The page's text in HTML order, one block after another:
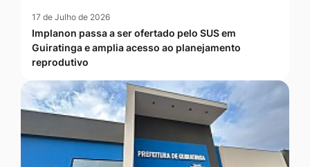
17 de Julho de 2026
Implanon passa a ser ofertado pelo SUS em
Guiratinga e amplia acesso ao planejamento
reprodutivo